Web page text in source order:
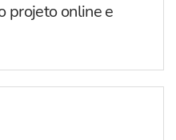
projeto online e